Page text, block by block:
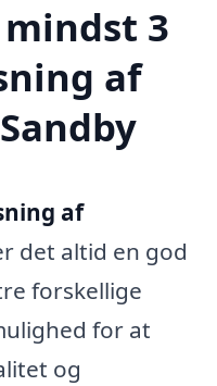
3
af
af
det altid en god
forskellige
for at
og